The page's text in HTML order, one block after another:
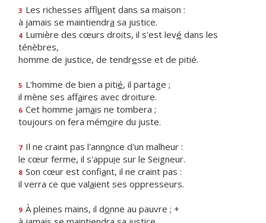
3 Les richesses affluent dans sa maison :
à jamais se maintiendra sa justice.
4 Lumière des cœurs droits, il s'est levé dans les
ténèbres,
homme de justice, de tendresse et de pitié.
5 L'homme de bien a pitié, il partage ;
il mène ses affaires avec droiture.
6 Cet homme jamais ne tombera ;
toujours on fera mémoire du juste.
7 Il ne craint pas l'annonce d'un malheur :
le cœur ferme, il s'appuie sur le Seigneur.
8 Son cœur est confiant, il ne craint pas :
il verra ce que valaient ses oppresseurs.
9 À pleines mains, il donne au pauvre ; +